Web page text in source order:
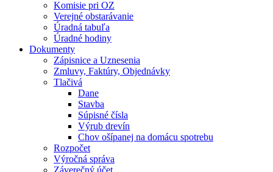
Komisie pri OZ
Verejné obstarávanie
Úradná tabuľa
Úradné hodiny
Dokumenty
Zápisnice a Uznesenia
Zmluvy, Faktúry, Objednávky
Tlačivá
Dane
Stavba
Súpisné čísla
Výrub drevín
Chov ošípanej na domácu spotrebu
Rozpočet
Výročná správa
Záverečný účet